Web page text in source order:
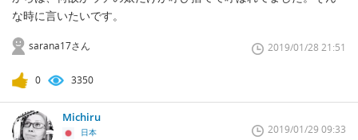
な時に言いたいです。
sarana17さん 2019/01/28 21:51
0 3350
Michiru
日本 2019/01/29 09:33